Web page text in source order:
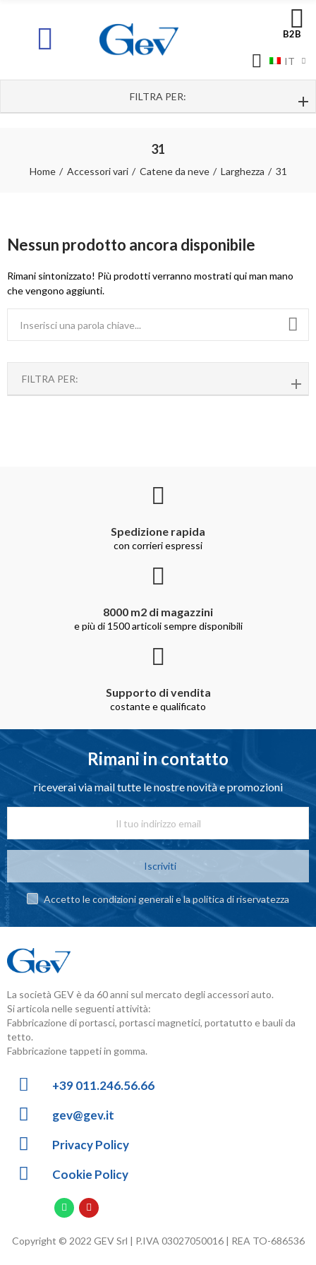
B2B
IT
FILTRA PER:
31
Home Accessori vari Catene da neve Larghezza 31
Nessun prodotto ancora disponibile
Rimani sintonizzato! Più prodotti verranno mostrati qui man mano
che vengono aggiunti.
FILTRA PER:
Spedizione rapida
con corrieri espressi
8000 m2 di magazzini
e più di 1500 articoli sempre disponibili
Supporto di vendita
costante e qualificato
Rimani in contatto
riceverai via mail tutte le nostre novità e promozioni
Iscriviti
Accetto le condizioni generali e la politica di riservatezza
La società GEV è da 60 anni sul mercato degli accessori auto.
Si articola nelle seguenti attività:
Fabbricazione di portasci, portasci magnetici, portatutto e bauli da
tetto.
Fabbricazione tappeti in gomma.
+39 011.246.56.66
gev@gev.it
Privacy Policy
Cookie Policy
Copyright © 2022 GEV Srl | P.IVA 03027050016 | REA TO-686536